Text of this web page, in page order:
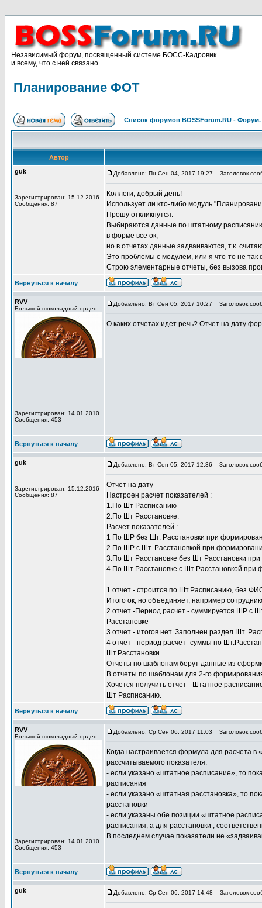
Независимый форум, посвященный системе БОСС-Кадровик
и всему, что с ней связано
Планирование ФОТ
Список форумов BOSSForum.RU -
Автор
guk
Зарегистрирован: 15.12.2016
Сообщения: 87
Добавлено: Пн Сен 04, 2017 19:27 Заголовок
Коллеги, добрый день!
Использует ли кто-либо модуль
Прошу откликнутся.
Выбираются данные по штатному
в форме все ок,
но в отчетах данные задваиваются, т.к.
Это проблемы с модулем, или я что-то не
Строю элементарные отчеты, без вызова
Вернуться к началу
RVV
Большой шоколадный орден
Зарегистрирован: 14.01.2010
Сообщения: 453
Добавлено: Вт Сен 05, 2017 10:27 Заголовок
О каких отчетах идет речь? Отчет на дату
Вернуться к началу
guk
Зарегистрирован: 15.12.2016
Сообщения: 87
Добавлено: Вт Сен 05, 2017 12:36 Заголовок
Отчет на дату
Настроен расчет показателей :
1.По Шт Расписанию
2.По Шт Расстановке.
Расчет показателей :
1 По ШР без Шт. Расстановки при
2.По ШР с Шт. Расстановкой при
3.По Шт Расстановке без Шт Расстановки
4.По Шт Расстановке с Шт Расстановкой при
1 отчет - строится по Шт.Расписанию, без
Итого ок, но объединяет, например
2 отчет -Период расчет - суммируется ШР с
Расстановке
3 отчет - итогов нет. Заполнен раздел Шт.
4 отчет - период расчет -суммы по
Шт.Расстановки.
Отчеты по шаблонам берут данные из
В отчеты по шаблонам для 2-го
Хочется получить отчет - Штатное
Шт Расписанию.
Вернуться к началу
RVV
Большой шоколадный орден
Зарегистрирован: 14.01.2010
Сообщения: 453
Добавлено: Ср Сен 06, 2017 11:03 Заголовок
Когда настраивается формула для расчета в
рассчитываемого показателя:
- если указано «штатное расписание», то
расписания
- если указано «штатная расстановка», то
расстановки
- если указаны обе позиции «штатное
расписания, а для расстановки ,
В последнем случае показатели не
Вернуться к началу
guk Добавлено: Ср Сен 06, 2017 14:48 Заголовок